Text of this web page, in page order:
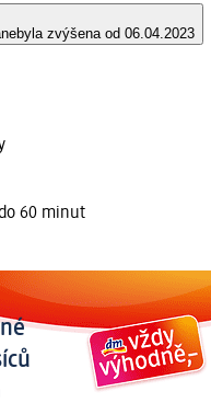
nebyla zvýšena od 06.04.2023
60 minut